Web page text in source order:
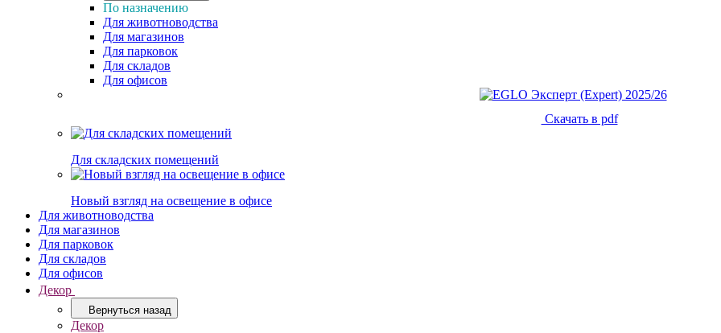
По назначению
Для животноводства
Для магазинов
Для парковок
Для складов
Для офисов
Скачать в pdf
Для складских помещений
Новый взгляд на освещение в офисе
Для животноводства
Для магазинов
Для парковок
Для складов
Для офисов
Декор
Вернуться назад
Декор